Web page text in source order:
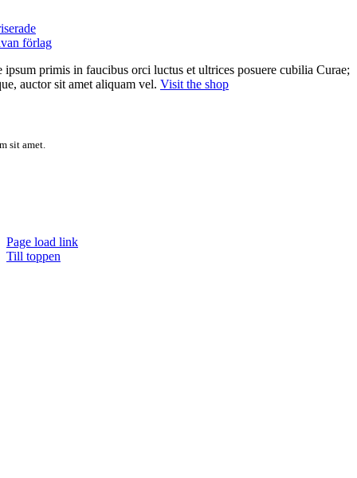
förlag
ipsum primis in faucibus orci luctus et ultrices posuere cubilia Curae;
auctor sit amet aliquam vel. Visit the shop
sit amet.
Page load link
Till toppen